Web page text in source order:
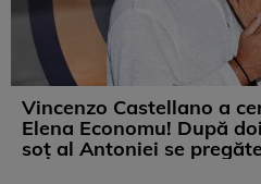
Vincenzo Castellano a
Elena Economu! După
soț al Antoniei se